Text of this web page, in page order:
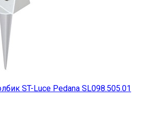
ST-Luce Pedana SL098.505.01